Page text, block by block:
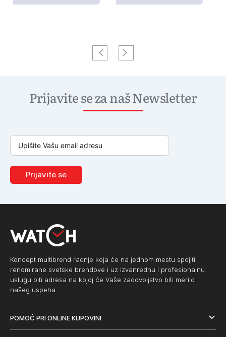
Prijavite se za naš Newsletter
Prijavite se
Koncept multibrend radnje koja će na jednom mestu spojiti
renomirane svetske brendove i uz izvanrednu i profesionalnu
uslugu biti adresa na kojoj će Vaše zadovoljstvo biti merilo
našeg uspeha.
POMOĆ PRI ONLINE KUPOVINI